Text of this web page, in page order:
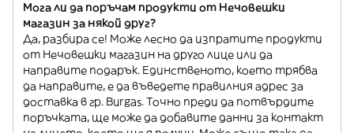
Мога ли да поръчам продукти от Нечовешки
магазин за някой друг?
Да, разбира се! Може лесно да изпратите продукти
от Нечовешки магазин на друго лице или да
направите подарък. Единственото, което трябва
да направите, е да въведете правилния адрес за
доставка в гр. Burgas. Точно преди да потвърдите
поръчката, ще може да добавите данни за контакт